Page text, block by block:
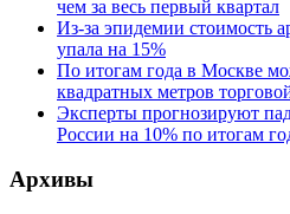
чем за весь первый квартал
Из-за эпидемии стоимость
упала на 15%
По итогам года в Москве
квадратных метров
Эксперты прогнозируют
России на 10% по итогам
Архивы